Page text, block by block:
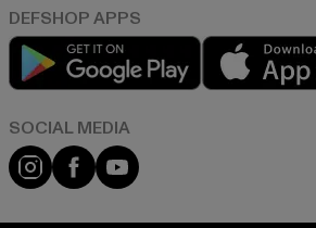
Play market
Instagram
FacebookYouTube